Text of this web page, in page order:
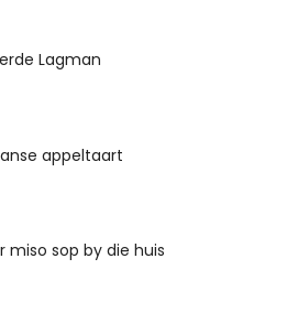
Lagman
appeltaart
miso sop by die huis